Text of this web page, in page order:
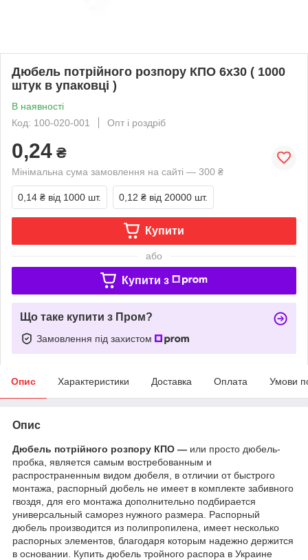
Дюбель потрійного розпору КПО 6х30 ( 1000
штук в упаковці )
В наявності
Код: 100-020-001
Опт і роздріб
0,24 ₴
Мінімальна сума замовлення на сайті — 300 ₴
0,14 ₴ від 1000 шт. 0,12 ₴ від 20000 шт.
Купити
або
Купити з
Що таке купити з Пром?
Замовлення під захистом
Опис Характеристики Доставка Оплата Умови
Опис
Дюбель потрійного розпору КПО ― или просто дюбель-
пробка, является самым востребованным и
распространенным видом дюбеля, в отличии от быстрого
монтажа, распорный дюбель не имеет в комплекте забивного
гвоздя, для его монтажа дополнительно подбирается
универсальный саморез нужного размера. Распорный
дюбель производится из полипропилена, имеет несколько
распорных элементов, благодаря которым надежно держится
в основании. Купить дюбель тройного распора в Украине